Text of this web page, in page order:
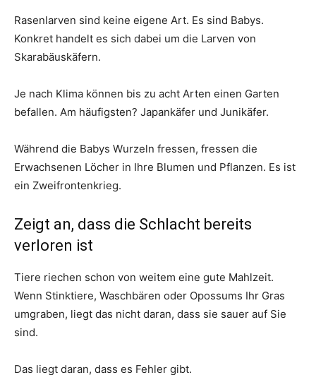
Rasenlarven sind keine eigene Art. Es sind Babys.
Konkret handelt es sich dabei um die Larven von
Skarabäuskäfern.
Je nach Klima können bis zu acht Arten einen Garten
befallen. Am häufigsten? Japankäfer und Junikäfer.
Während die Babys Wurzeln fressen, fressen die
Erwachsenen Löcher in Ihre Blumen und Pflanzen. Es ist
ein Zweifrontenkrieg.
Zeigt an, dass die Schlacht bereits
verloren ist
Tiere riechen schon von weitem eine gute Mahlzeit.
Wenn Stinktiere, Waschbären oder Opossums Ihr Gras
umgraben, liegt das nicht daran, dass sie sauer auf Sie
sind.
Das liegt daran, dass es Fehler gibt.